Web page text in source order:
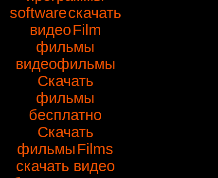
softwareскачать
видеоFilm
фильмы
видеофильмы
Скачать
фильмы
бесплатно
Скачать
фильмыFilms
скачать видео